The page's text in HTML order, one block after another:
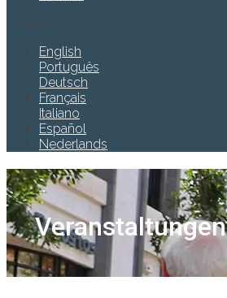
English
Português
Deutsch
Français
Italiano
Español
Nederlands
Veranstaltungen